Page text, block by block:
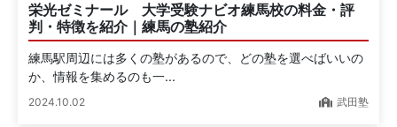
栄光ゼミナール 大学受験ナビオ練馬校の料金・評
判・特徴を紹介｜練馬の塾紹介
練馬駅周辺には多くの塾があるので、どの塾を選べばいいの
か、情報を集めるのも一...
2024.10.02 武田塾